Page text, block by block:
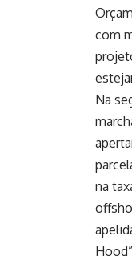
com
Na
na